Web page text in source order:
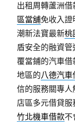
出租周轉蘆洲
區當舖免收入
潮新法寶最新桃
盾安全的融資
覆當鋪的汽車
地區的八德汽車
信的服務關專
店區多元借貸
竹北機車借款不